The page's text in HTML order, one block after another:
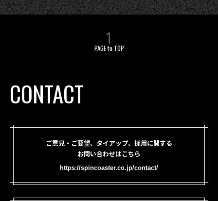
PAGE to TOP
CONTACT
ご意見・ご要望、タイアップ、採用に関する
お問い合わせはこちら
https://spincoaster.co.jp/contact/